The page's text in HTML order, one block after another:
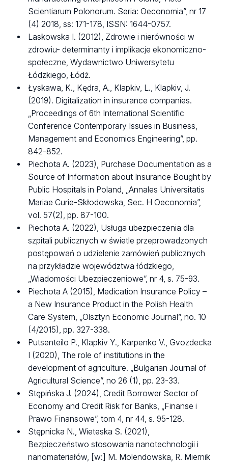
Scientiarum Polonorum. Seria: Oeconomia”, nr 17
(4) 2018, ss: 171-178, ISSN: 1644-0757.
Laskowska I. (2012), Zdrowie i nierówności w
zdrowiu- determinanty i implikacje ekonomiczno-
społeczne, Wydawnictwo Uniwersytetu
Łódzkiego, Łódź.
Łyskawa, K., Kędra, A., Klapkiv, L., Klapkiv, J.
(2019). Digitalization in insurance companies.
„Proceedings of 6th International Scientific
Conference Contemporary Issues in Business,
Management and Economics Engineering”, pp.
842-852.
Piechota A. (2023), Purchase Documentation as a
Source of Information about Insurance Bought by
Public Hospitals in Poland, „Annales Universitatis
Mariae Curie-Skłodowska, Sec. H Oeconomia”,
vol. 57(2), pp. 87-100.
Piechota A. (2022), Usługa ubezpieczenia dla
szpitali publicznych w świetle przeprowadzonych
postępowań o udzielenie zamówień publicznych
na przykładzie województwa łódzkiego,
„Wiadomości Ubezpieczeniowe”, nr 4, s. 75-93.
Piechota A (2015), Medication Insurance Policy –
a New Insurance Product in the Polish Health
Care System, „Olsztyn Economic Journal”, no. 10
(4/2015), pp. 327-338.
Putsenteilo P., Klapkiv Y., Karpenko V., Gvozdecka
I (2020), The role of institutions in the
development of agriculture. „Bulgarian Journal of
Agricultural Science”, no 26 (1), pp. 23-33.
Stępińska J. (2024), Credit Borrower Sector of
Economy and Credit Risk for Banks, „Finanse i
Prawo Finansowe”, tom 4, nr 44, s. 95-128.
Stępnicka N., Wieteska S. (2021),
Bezpieczeństwo stosowania nanotechnologii i
nanomateriałów, [w:] M. Molendowska, R. Miernik